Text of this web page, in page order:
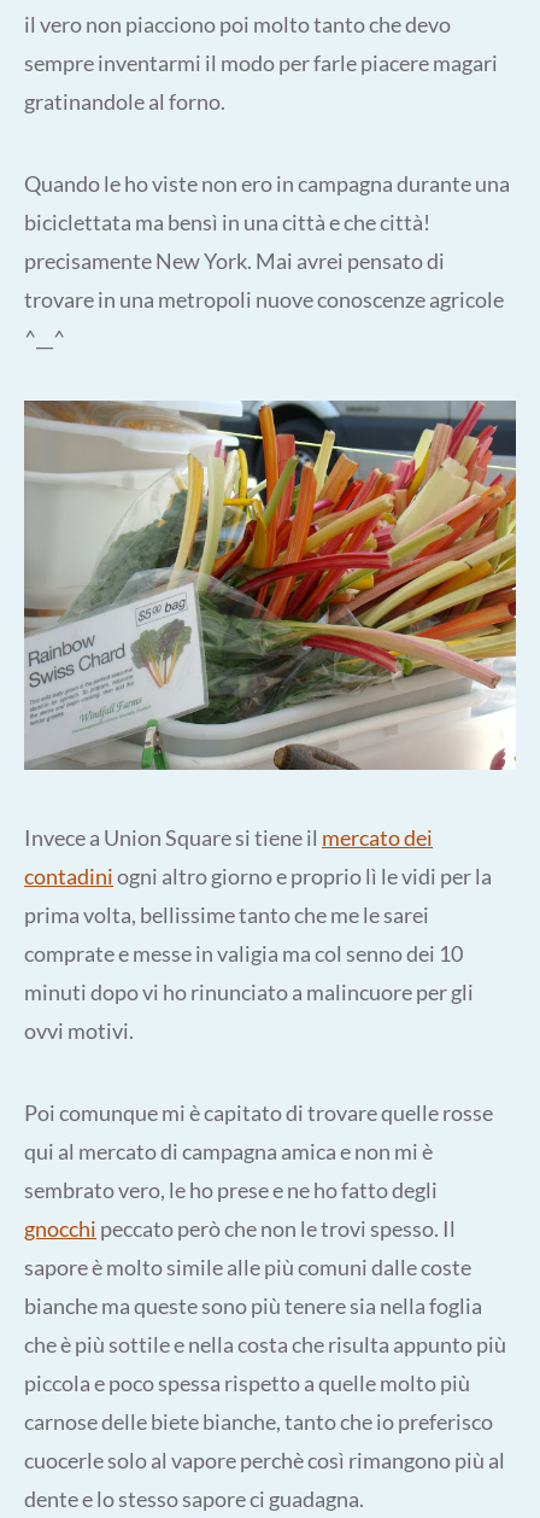
il vero non piacciono poi molto tanto che devo
sempre inventarmi il modo per farle piacere magari
gratinandole al forno.
Quando le ho viste non ero in campagna durante una
biciclettata ma bensì in una città e che città!
precisamente New York. Mai avrei pensato di
trovare in una metropoli nuove conoscenze agricole
^__^
Invece a Union Square si tiene il mercato dei
contadiniogni altro giorno e proprio lì le vidi per la
prima volta, bellissime tanto che me le sarei
comprate e messe in valigia ma col senno dei 10
minuti dopo vi ho rinunciato a malincuore per gli
ovvi motivi.
Poi comunque mi è capitato di trovare quelle rosse
qui al mercato di campagna amica e non mi è
sembrato vero, le ho prese e ne ho fatto degli
gnocchi peccato però che non le trovi spesso. Il
sapore è molto simile alle più comuni dalle coste
bianche ma queste sono più tenere sia nella foglia
che è più sottile e nella costa che risulta appunto più
piccola e poco spessa rispetto a quelle molto più
carnose delle biete bianche, tanto che io preferisco
cuocerle solo al vapore perchè così rimangono più al
dente e lo stesso sapore ci guadagna.